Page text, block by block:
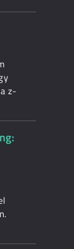
z-